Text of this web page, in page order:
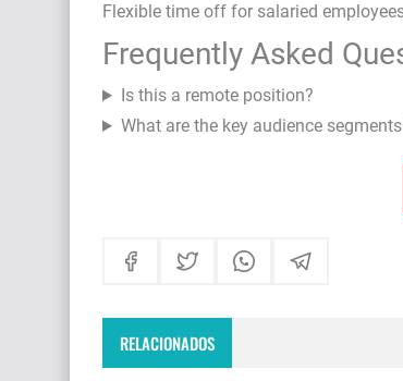
Flexible time off for salaried
Frequently Asked
Is this a remote position?
What are the key audience
RELACIONADOS